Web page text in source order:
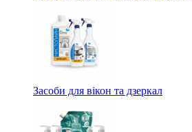
Засоби для вікон та дзеркал